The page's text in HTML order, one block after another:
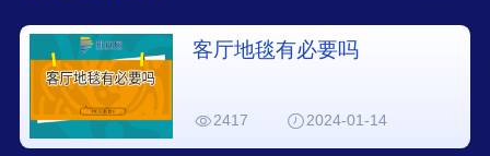
客厅地毯有必要吗
2417 2024-01-14